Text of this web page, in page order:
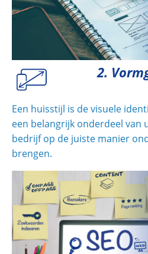
2.
Een huisstijl is de visuele
een belangrijk onderdeel van
bedrijf op de juiste manier
brengen.